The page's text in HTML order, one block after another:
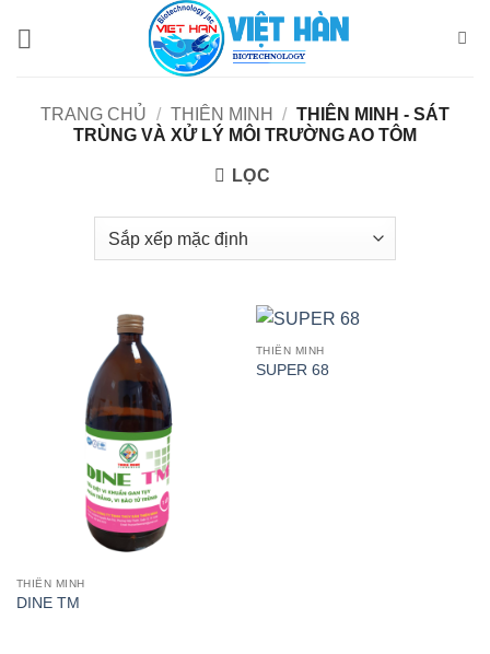
TRANG CHỦ / THIÊN MINH / THIÊN MINH - SÁT
TRÙNG VÀ XỬ LÝ MÔI TRƯỜNG AO TÔM
LỌC
THIÊN MINH
DINE TM
THIÊN MINH
SUPER 68